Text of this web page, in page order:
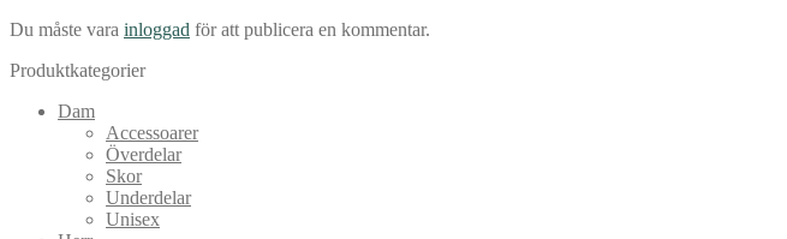
Du måste vara inloggad för att publicera en kommentar.
Produktkategorier
Dam
Accessoarer
Överdelar
Skor
Underdelar
Unisex